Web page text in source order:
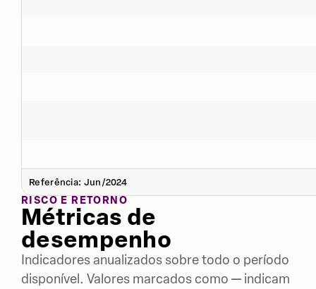
Referência: Jun/2024
RISCO E RETORNO
Métricas de
desempenho
Indicadores anualizados sobre todo o período
disponível. Valores marcados como — indicam